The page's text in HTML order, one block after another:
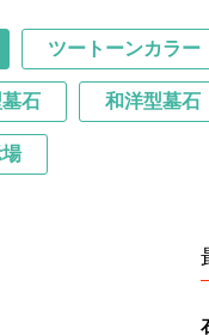
ツートーンカラー
石 和洋型墓石